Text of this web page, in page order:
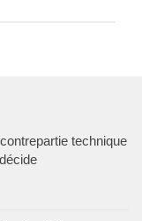
technique